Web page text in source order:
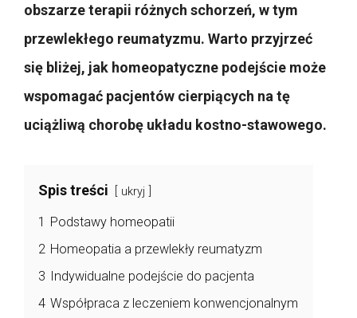
obszarze terapii różnych schorzeń, w tym
przewlekłego reumatyzmu. Warto przyjrzeć
się bliżej, jak homeopatyczne podejście może
wspomagać pacjentów cierpiących na tę
uciążliwą chorobę układu kostno-stawowego.
Spis treści ukryj
1 Podstawy homeopatii
2 Homeopatia a przewlekły reumatyzm
3 Indywidualne podejście do pacjenta
4 Współpraca z leczeniem konwencjonalnym